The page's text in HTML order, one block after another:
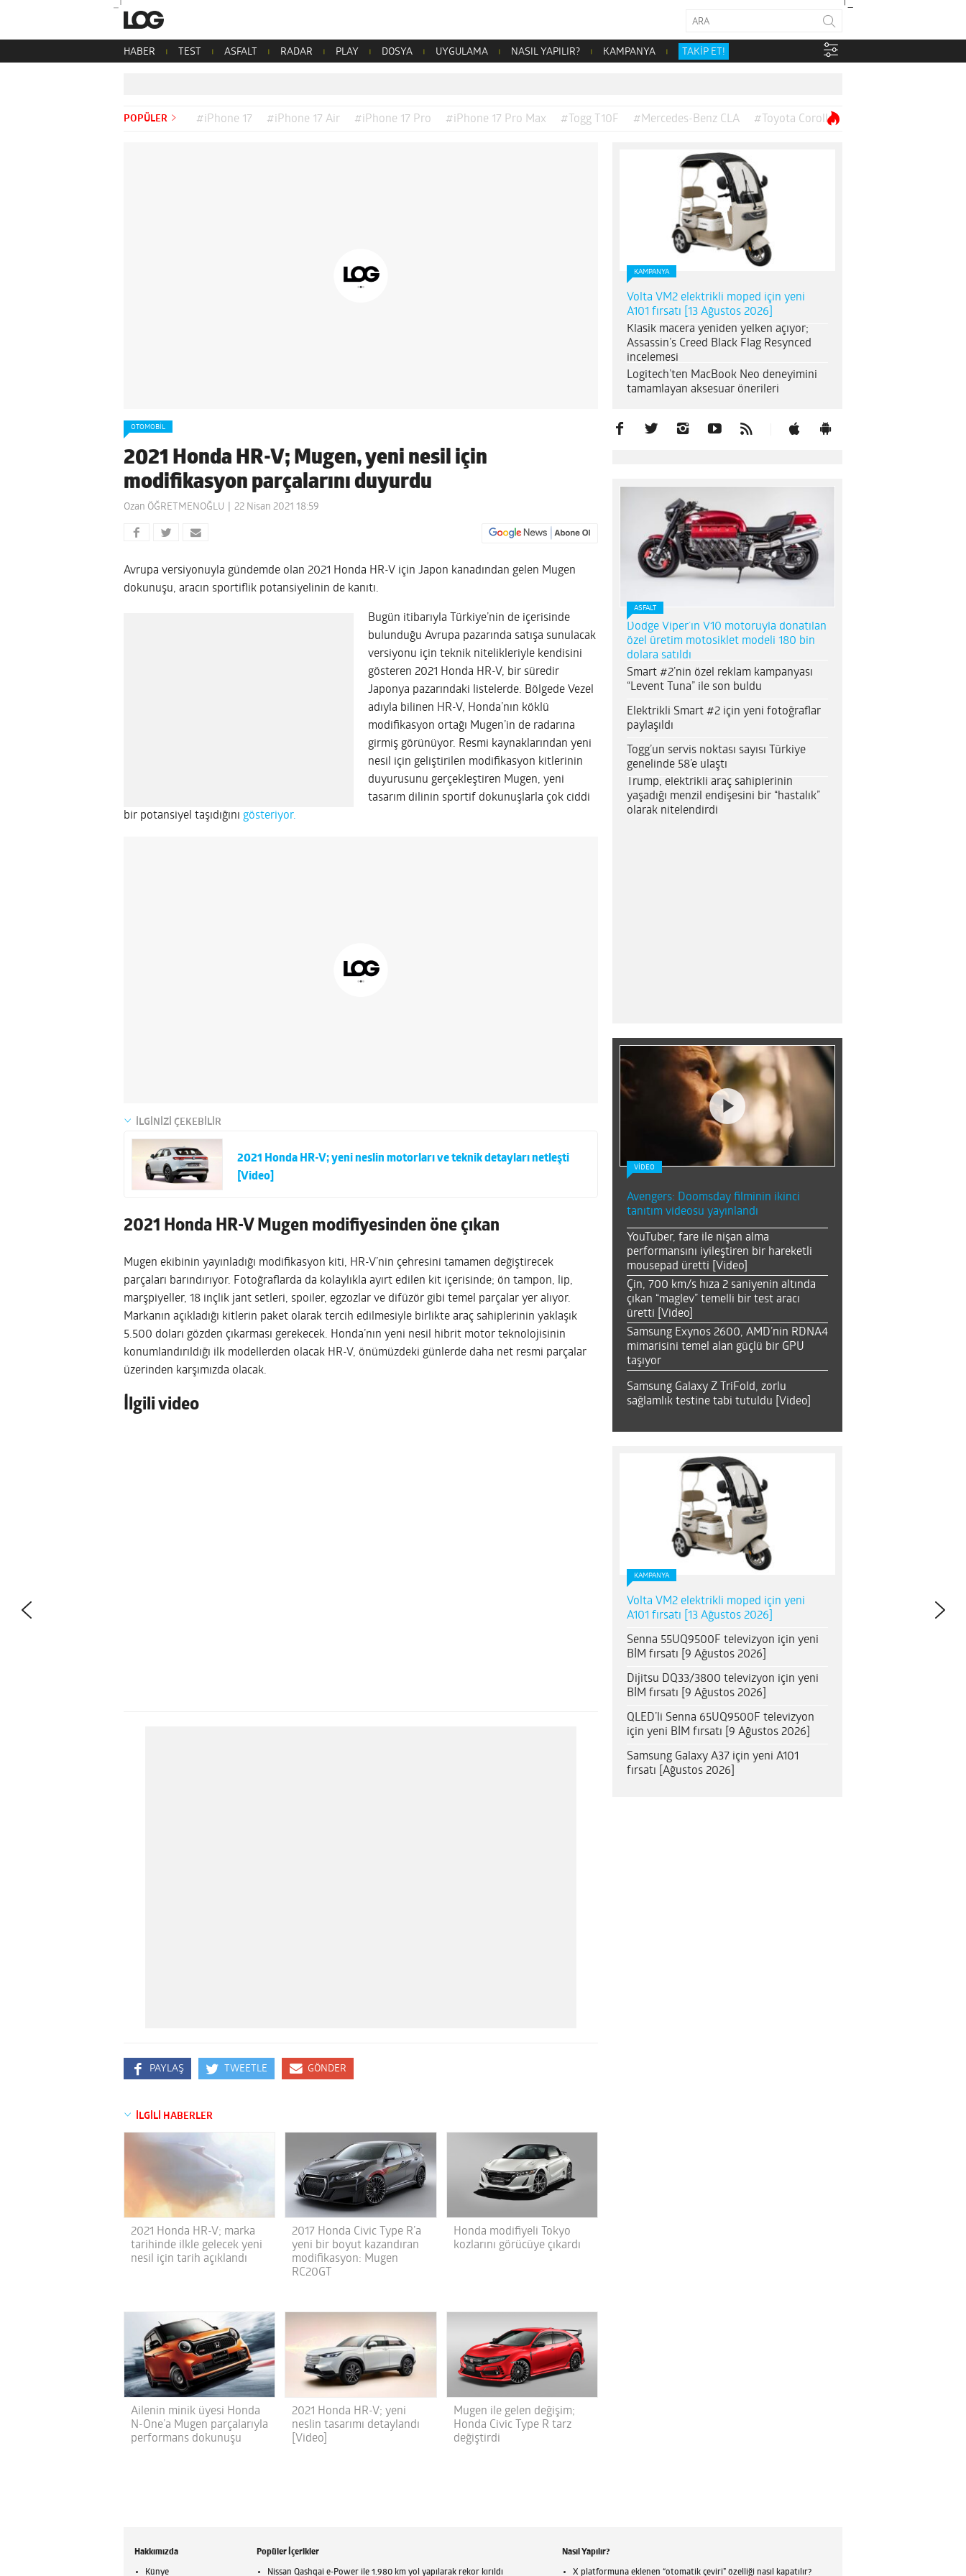
HABER TEST ASFALT RADAR PLAY DOSYA UYGULAMA NASIL YAPILIR? KAMPANYA TAKİP ET!
POPÜLER #iPhone 17 #iPhone 17 Air #iPhone 17 Pro #iPhone 17 Pro Max #Togg T10F #Mercedes-Benz CLA #Toyota Corolla
OTOMOBIL
2021 Honda HR-V; Mugen, yeni nesil için
modifikasyon parçalarını duyurdu
Ozan ÖĞRETMENOĞLU 22 Nisan 2021 18:59
Avrupa versiyonuyla gündemde olan 2021 Honda HR-V için Japon kanadından gelen Mugen
dokunuşu, aracın sportiflik potansiyelinin de kanıtı.
Bugün itibarıyla Türkiye’nin de içerisinde
bulunduğu Avrupa pazarında satışa sunulacak
versiyonu için teknik nitelikleriyle kendisini
gösteren 2021 Honda HR-V, bir süredir
Japonya pazarındaki listelerde. Bölgede Vezel
adıyla bilinen HR-V, Honda’nın köklü
modifikasyon ortağı Mugen’in de radarına
girmiş görünüyor. Resmi kaynaklarından yeni
nesil için geliştirilen modifikasyon kitlerinin
duyurusunu gerçekleştiren Mugen, yeni
tasarım dilinin sportif dokunuşlarla çok ciddi
bir potansiyel taşıdığını gösteriyor.
İLGİNİZİ ÇEKEBİLİR
2021 Honda HR-V; yeni neslin motorları ve teknik detayları netleşti
[Video]
2021 Honda HR-V Mugen modifiyesinden öne çıkan
Mugen ekibinin yayınladığı modifikasyon kiti, HR-V’nin çehresini tamamen değiştirecek
parçaları barındırıyor. Fotoğraflarda da kolaylıkla ayırt edilen kit içerisinde; ön tampon, lip,
marşpiyeller, 18 inçlik jant setleri, spoiler, egzozlar ve difüzör gibi temel parçalar yer alıyor.
Markanın açıkladığı kitlerin paket olarak tercih edilmesiyle birlikte araç sahiplerinin yaklaşık
5.500 doları gözden çıkarması gerekecek. Honda’nın yeni nesil hibrit motor teknolojisinin
konumlandırıldığı ilk modellerden olacak HR-V, önümüzdeki günlerde daha net resmi parçalar
üzerinden karşımızda olacak.
İlgili video
PAYLAŞ TWEETLE GÖNDER
İLGİLİ HABERLER
2021 Honda HR-V; marka
tarihinde ilkle gelecek yeni
nesil için tarih açıklandı
2017 Honda Civic Type R’a
yeni bir boyut kazandıran
modifikasyon: Mugen
RC20GT
Honda modifiyeli Tokyo
kozlarını görücüye çıkardı
Ailenin minik üyesi Honda
N-One’a Mugen parçalarıyla
performans dokunuşu
2021 Honda HR-V; yeni
neslin tasarımı detaylandı
[Video]
Mugen ile gelen değişim;
Honda Civic Type R tarz
değiştirdi
KAMPANYA
Volta VM2 elektrikli moped için yeni
A101 fırsatı [13 Ağustos 2026]
Klasik macera yeniden yelken açıyor;
Assassin’s Creed Black Flag Resynced
incelemesi
Logitech’ten MacBook Neo deneyimini
tamamlayan aksesuar önerileri
ASFALT
Dodge Viper’ın V10 motoruyla donatılan
özel üretim motosiklet modeli 180 bin
dolara satıldı
Smart #2’nin özel reklam kampanyası
“Levent Tuna” ile son buldu
Elektrikli Smart #2 için yeni fotoğraflar
paylaşıldı
Togg’un servis noktası sayısı Türkiye
genelinde 58’e ulaştı
Trump, elektrikli araç sahiplerinin
yaşadığı menzil endişesini bir “hastalık”
olarak nitelendirdi
VİDEO
Avengers: Doomsday filminin ikinci
tanıtım videosu yayınlandı
YouTuber, fare ile nişan alma
performansını iyileştiren bir hareketli
mousepad üretti [Video]
Çin, 700 km/s hıza 2 saniyenin altında
çıkan “maglev” temelli bir test aracı
üretti [Video]
Samsung Exynos 2600, AMD’nin RDNA4
mimarisini temel alan güçlü bir GPU
taşıyor
Samsung Galaxy Z TriFold, zorlu
sağlamlık testine tabi tutuldu [Video]
KAMPANYA
Volta VM2 elektrikli moped için yeni
A101 fırsatı [13 Ağustos 2026]
Senna 55UQ9500F televizyon için yeni
BİM fırsatı [9 Ağustos 2026]
Dijitsu DQ33/3800 televizyon için yeni
BİM fırsatı [9 Ağustos 2026]
QLED’li Senna 65UQ9500F televizyon
için yeni BİM fırsatı [9 Ağustos 2026]
Samsung Galaxy A37 için yeni A101
fırsatı [Ağustos 2026]
Hakkımızda
Künye
Popüler İçerikler
Nissan Qashqai e-Power ile 1.980 km yol yapılarak rekor kırıldı
Nasıl Yapılır?
X platformuna eklenen “otomatik çeviri” özelliği nasıl kapatılır?